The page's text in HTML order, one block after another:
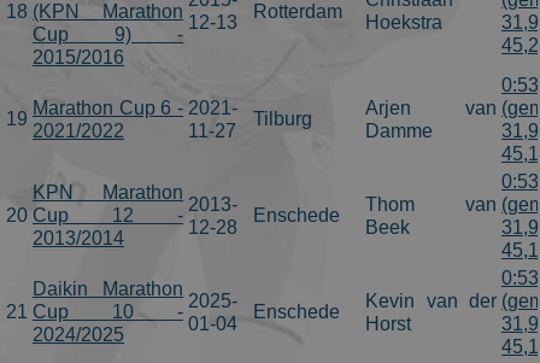
18 (KPN Marathon
Cup 9) -
2015/2016
12-13
Rotterdam
Hoekstra
19
Marathon Cup 6 -
2021/2022
2021-
11-27
Tilburg
Arjen van
Damme
20
KPN Marathon
Cup 12 -
2013/2014
2013-
12-28
Enschede
Thom van
Beek
21
Daikin Marathon
Cup 10 -
2024/2025
2025-
01-04
Enschede
Kevin van der
Horst